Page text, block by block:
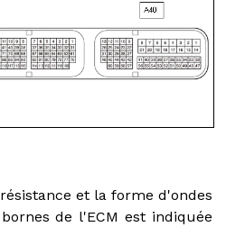
et la forme d'ondes
de l'ECM est indiquée